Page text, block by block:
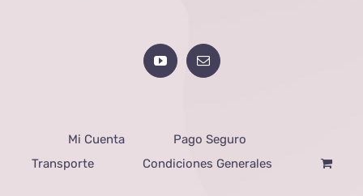
Mi Cuenta
Pago Seguro
Transporte
Condiciones Generales